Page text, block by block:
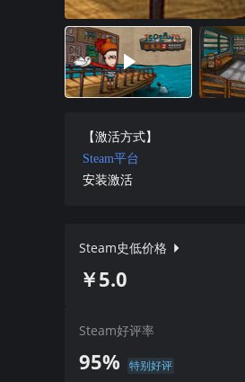
【激活方式】
Steam平台
安装激活
Steam史低价格
￥5.0
Steam好评率
95% 特别好评